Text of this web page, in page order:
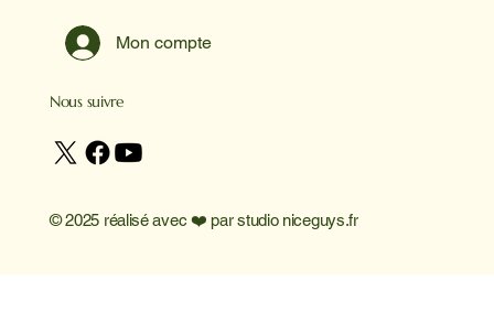
Mon compte
Nous suivre
© 2025 réalisé avec ❤️ parstudio niceguys.fr